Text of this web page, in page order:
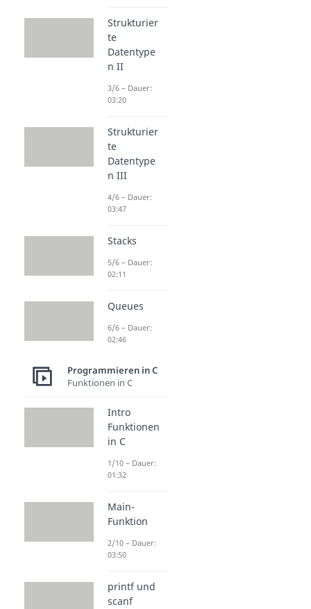
Strukturier
te
Datentype
n II
3/6 – Dauer:
03:20
Strukturier
te
Datentype
n III
4/6 – Dauer:
03:47
Stacks
5/6 – Dauer:
02:11
Queues
6/6 – Dauer:
02:46
Programmieren in C
Funktionen in C
Intro
Funktionen
in C
1/10 – Dauer:
01:32
Main-
Funktion
2/10 – Dauer:
03:50
printf und
scanf